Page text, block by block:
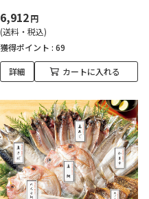
6,912円
(送料・税込)
獲得ポイント : 69
詳細 カートに入れる